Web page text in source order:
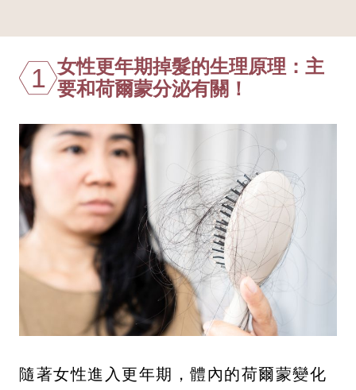
1 女性更年期掉髮的生理原理：主
要和荷爾蒙分泌有關！
隨著女性進入更年期，體內的荷爾蒙變化